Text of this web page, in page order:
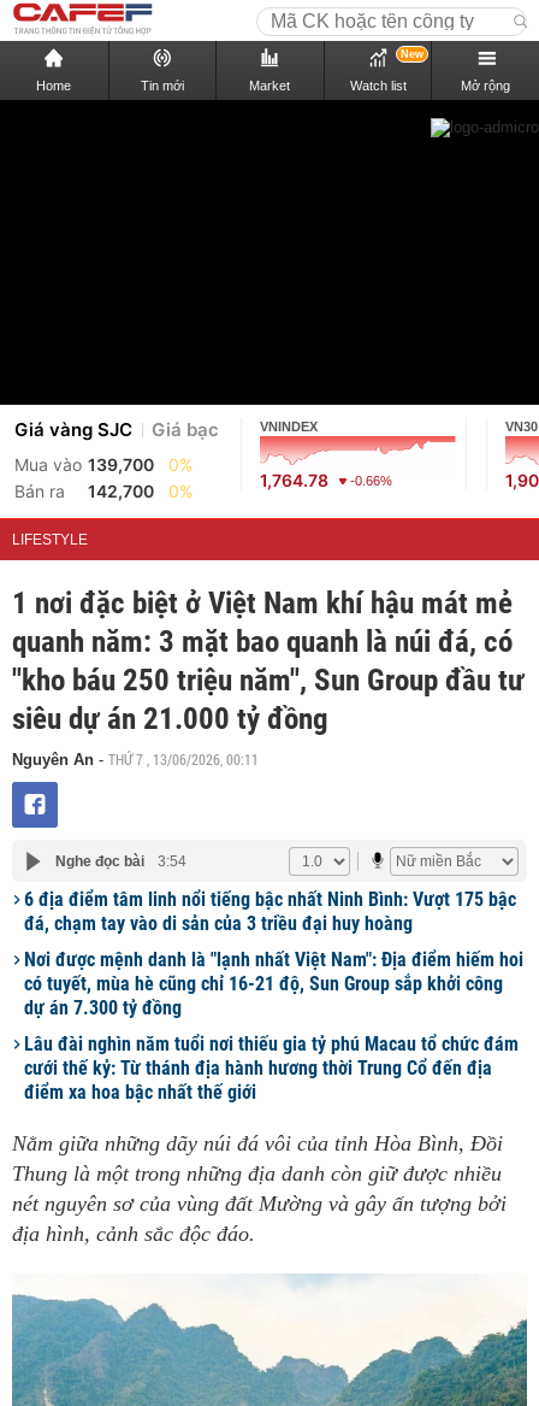
Home Tin mới Market Watch list
New
Mở rộng
Giá vàng SJC Giá bạc
Mua vào 139,700
0%
Bán ra
142,700 0%
VNINDEX
1,764.78 -0.66%
VN30
LIFESTYLE
1 nơi đặc biệt ở Việt Nam khí hậu mát mẻ
quanh năm: 3 mặt bao quanh là núi đá, có
"kho báu 250 triệu năm", Sun Group đầu tư
siêu dự án 21.000 tỷ đồng
Nguyên An - THỨ 7 , 13/06/2026, 00:11
Nghe đọc bài 3:54
6 địa điểm tâm linh nổi tiếng bậc nhất Ninh Bình: Vượt 175 bậc
đá, chạm tay vào di sản của 3 triều đại huy hoàng
Nơi được mệnh danh là "lạnh nhất Việt Nam": Địa điểm hiếm hoi
có tuyết, mùa hè cũng chỉ 16-21 độ, Sun Group sắp khởi công
dự án 7.300 tỷ đồng
Lâu đài nghìn năm tuổi nơi thiếu gia tỷ phú Macau tổ chức đám
cưới thế kỷ: Từ thánh địa hành hương thời Trung Cổ đến địa
điểm xa hoa bậc nhất thế giới
Nằm giữa những dãy núi đá vôi của tỉnh Hòa Bình, Đồi
Thung là một trong những địa danh còn giữ được nhiều
nét nguyên sơ của vùng đất Mường và gây ấn tượng bởi
địa hình, cảnh sắc độc đáo.